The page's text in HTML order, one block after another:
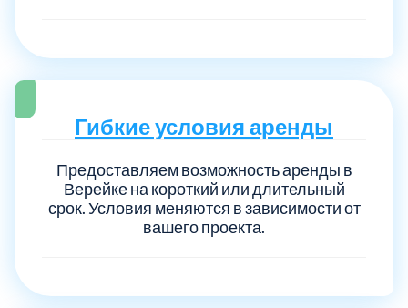
Гибкие условия аренды
Предоставляем возможность аренды в
Верейке на короткий или длительный
срок. Условия меняются в зависимости от
вашего проекта.